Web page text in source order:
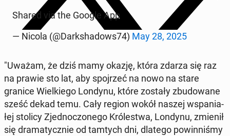
Shared via the Google App
— Nicola (@Dark­sha­dows74) May 28, 2025
"Uważam, że dziś mamy okazję, która zdarza się raz
na prawie sto lat, aby spoj­rzeć na nowo na stare
granice Wiel­kie­go Londynu, które zostały zbu­do­wa­ne
sześć dekad temu. Cały region wokół naszej wspa­nia­
łej stolicy Zjed­no­czo­ne­go Kró­le­stwa, Londynu, zmienił
się dra­ma­tycz­nie od tamtych dni, dlatego po­win­ni­śmy